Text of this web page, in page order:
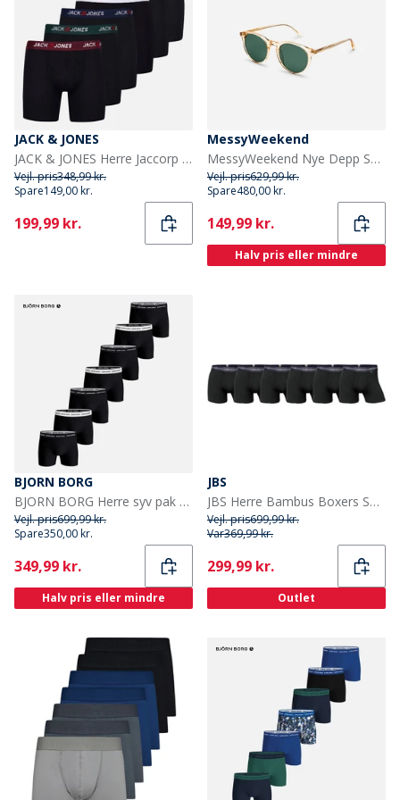
JACK & JONES
JACK & JONES Herre Jaccorp Logo 6-pak Boxer Briefs Pack 5 Black
Vejl. pris348,99 kr.
Spare149,00 kr.
Current
199,99 kr.
MessyWeekend
MessyWeekend Nye Depp Solbriller Champagne
Vejl. pris629,99 kr.
Spare480,00 kr.
Current
149,99 kr.
Halv pris eller mindre
BJORN BORG
BJORN BORG Herre syv pak bomuld stretch bokser multipack 2
Vejl. pris699,99 kr.
Spare350,00 kr.
Current
349,99 kr.
Halv pris eller mindre
JBS
JBS Herre Bambus Boxers Sort 6-pak
Vejl. pris699,99 kr.
Var369,99 kr.
Current
299,99 kr.
Outlet